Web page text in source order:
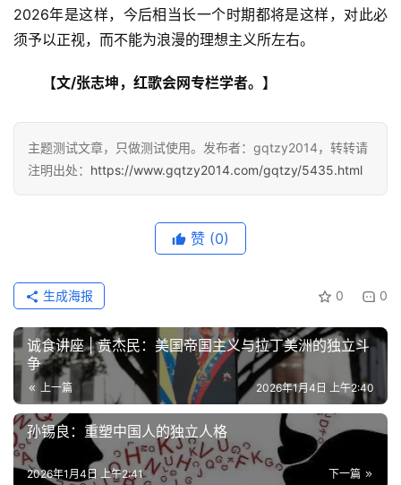
2026年是这样，今后相当长一个时期都将是这样，对此必
须予以正视，而不能为浪漫的理想主义所左右。
【文/张志坤，红歌会网专栏学者。】
主题测试文章，只做测试使用。发布者：gqtzy2014，转转请
注明出处： https://www.gqtzy2014.com/gqtzy/5435.html
赞 (0)
0 0
生成海报
诚食讲座 | 贲杰民：美国帝国主义与拉丁美洲的独立斗
争
上一篇 2026年1月4日 上午2:40
孙锡良：重塑中国人的独立人格
下一篇
2026年1月4日 上午2:41